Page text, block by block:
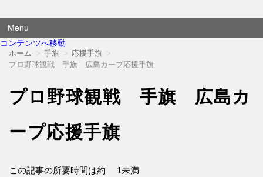
オウエンダンマク
Menu
コンテンツへ移動
ホーム 手旗
応援手旗
プロ野球観戦 手旗 広島カープ応援手旗
プロ野球観戦 手旗 広島カ
ープ応援手旗
この記事の所要時間は約 1未満